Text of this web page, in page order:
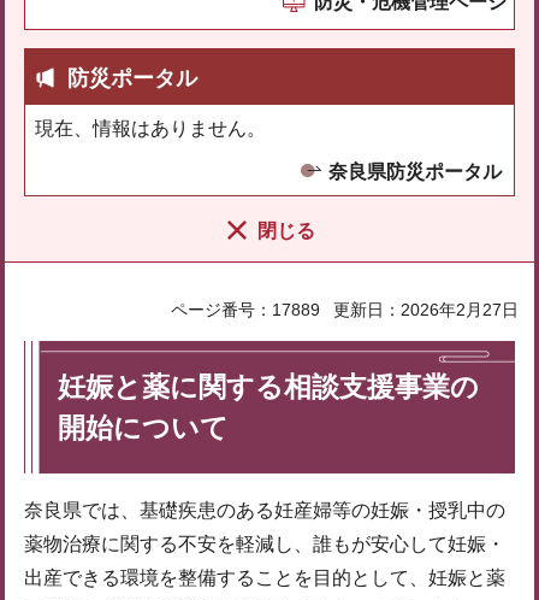
防災ポータル
現在、情報はありません。
奈良県防災ポータル
閉じる
ページ番号：17889 更新日：2026年2月27日
妊娠と薬に関する相談支援事業の
開始について
奈良県では、基礎疾患のある妊産婦等の妊娠・授乳中の
薬物治療に関する不安を軽減し、誰もが安心して妊娠・
出産できる環境を整備することを目的として、妊娠と薬